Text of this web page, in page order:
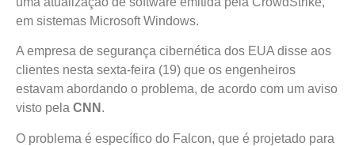
em sistemas Microsoft Windows.
A empresa de segurança cibernética dos EUA disse aos
clientes nesta sexta-feira (19) que os engenheiros
estavam abordando o problema, de acordo com um aviso
visto pela CNN .
O problema é específico do Falcon, que é projetado para